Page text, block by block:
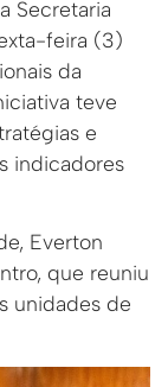
Secretaria
feira (3)
da
teve
e
indicadores
Everton
que reuniu
unidades de